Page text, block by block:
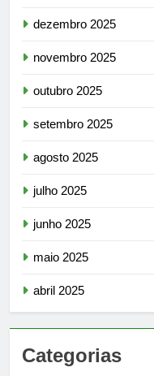
dezembro 2025
novembro 2025
outubro 2025
setembro 2025
agosto 2025
julho 2025
junho 2025
maio 2025
abril 2025
Categorias